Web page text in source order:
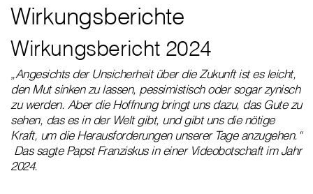
Wirkungsberichte
Wirkungsbericht 2024
„Angesichts der Unsicherheit über die Zukunft ist es leicht,
den Mut sinken zu lassen, pessimistisch oder sogar zynisch
zu werden. Aber die Hoffnung bringt uns dazu, das Gute zu
sehen, das es in der Welt gibt, und gibt uns die nötige
Kraft, um die Herausforderungen unserer Tage anzugehen.“
Das sagte Papst Franziskus in einer Videobotschaft im Jahr
2024.